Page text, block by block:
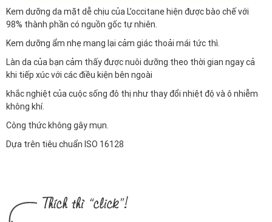
Kem dưỡng da mặt dễ chịu của L’occitane hiện được bào chế với
98% thành phần có nguồn gốc tự nhiên.
Kem dưỡng ẩm nhẹ mang lại cảm giác thoải mái tức thì.
Làn da của bạn cảm thấy được nuôi dưỡng theo thời gian ngay cả
khi tiếp xúc với các điều kiện bên ngoài
khắc nghiệt của cuộc sống đô thị như thay đổi nhiệt độ và ô nhiễm
không khí.
Công thức không gây mụn.
Dựa trên tiêu chuẩn ISO 16128